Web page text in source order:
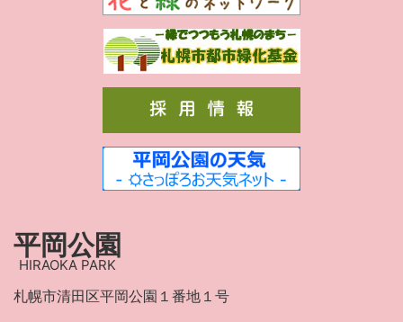
平岡公園
HIRAOKA PARK
札幌市清田区平岡公園１番地１号